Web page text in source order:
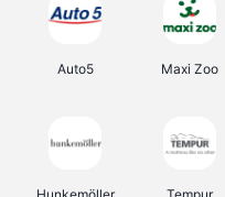
Auto5 Maxi Zoo